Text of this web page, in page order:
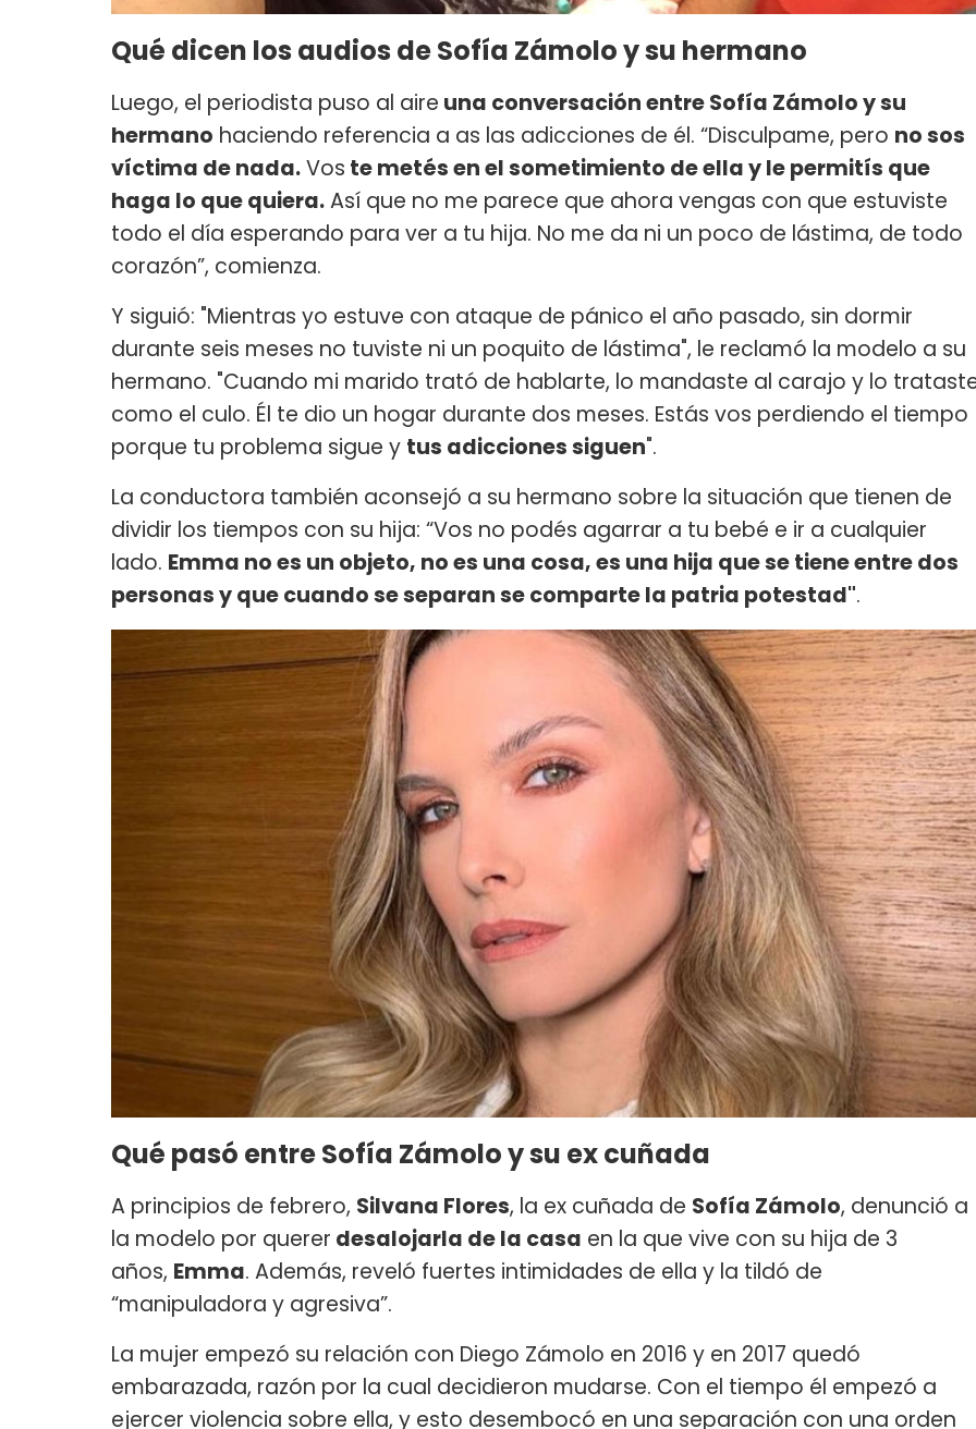
Qué dicen los audios de Sofía Zámolo y su hermano
Luego, el periodista puso al aire una conversación entre Sofía Zámolo y su
hermano haciendo referencia a as las adicciones de él. “Disculpame, pero no sos
víctima de nada.Vos te metés en el sometimiento de ella y le permitís que
haga lo que quiera.Así que no me parece que ahora vengas con que estuviste
todo el día esperando para ver a tu hija. No me da ni un poco de lástima, de todo
corazón”, comienza.
Y siguió: "Mientras yo estuve con ataque de pánico el año pasado, sin dormir
durante seis meses no tuviste ni un poquito de lástima", le reclamó la modelo a su
hermano. "Cuando mi marido trató de hablarte, lo mandaste al carajo y lo
como el culo. Él te dio un hogar durante dos meses. Estás vos perdiendo el tiempo
porque tu problema sigue y tus adicciones siguen".
La conductora también aconsejó a su hermano sobre la situación que tienen de
dividir los tiempos con su hija: “Vos no podés agarrar a tu bebé e ir a cualquier
lado. Emma no es un objeto, no es una cosa, es una hija que se tiene entre dos
personas y que cuando se separan se comparte la patria potestad".
Qué pasó entre Sofía Zámolo y su ex cuñada
A principios de febrero, Silvana Flores, la ex cuñada de Sofía Zámolo, denunció a
la modelo por querer desalojarla de la casa en la que vive con su hija de 3
años, Emma. Además, reveló fuertes intimidades de ella y la tildó de
“manipuladora y agresiva”.
La mujer empezó su relación con Diego Zámolo en 2016 y en 2017 quedó
embarazada, razón por la cual decidieron mudarse. Con el tiempo él empezó a
ejercer violencia sobre ella, y esto desembocó en una separación con una orden